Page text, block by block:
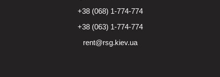
+38 (068) 1-774-774
+38 (063) 1-774-774
rent@rsg.kiev.ua